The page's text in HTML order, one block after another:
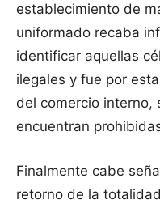
establecimiento de
uniformado recaba
identificar aquellas
ilegales y fue por
del comercio interno,
encuentran
Finalmente cabe
retorno de la